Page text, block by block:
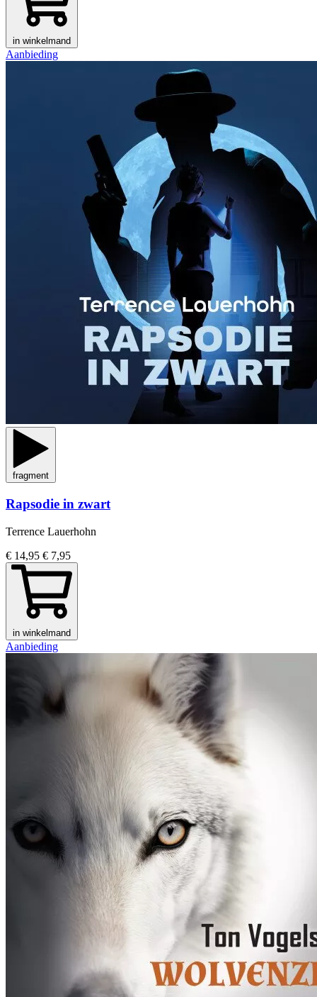
in winkelmand
Aanbieding
fragment
Rapsodie in zwart
Terrence Lauerhohn
€ 14,95 € 7,95
in winkelmand
Aanbieding